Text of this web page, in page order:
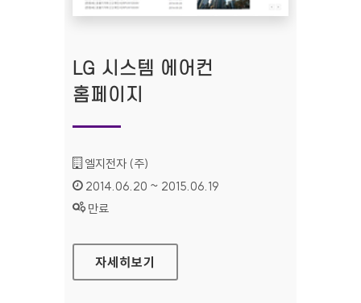
LG 시스템 에어컨
홈페이지
기관명 :
엘지전자 (주)
인증기간 :
2014.06.20 ~ 2015.06.19
상태 :
만료
LG 시스템 에어컨 홈페이지
자세히보기